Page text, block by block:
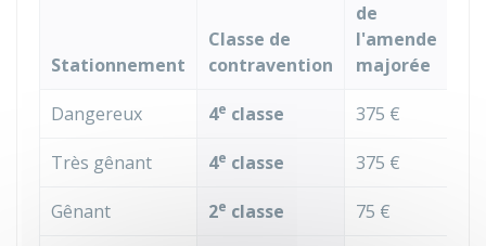
Stationnement
Classe de
contravention
de
l'amende
majorée
Dangereux 4e classe 375 €
Très gênant 4e classe 375 €
Gênant 2e classe 75 €